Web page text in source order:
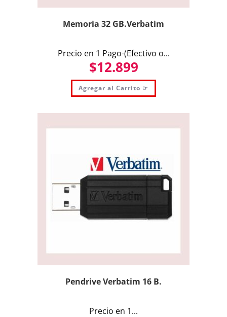
Memoria 32 GB.Verbatim
Precio en 1 Pago-(Efectivo o...
$12.899
Agregar al Carrito ☞
Pendrive Verbatim 16 B.
Precio en 1...